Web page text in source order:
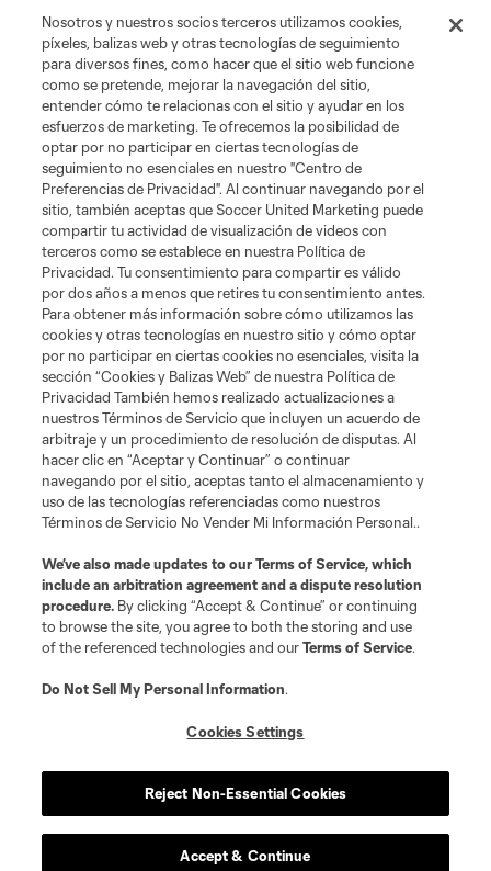
CRÓNICA: Austin arranca su Leagues Cup 2026 con una
victoria sobre Tijuana
CRÓNICA: Chicago Fire apaga al Necaxa en su estreno
de Leagues Cup
Leagues Cup
Legal
Social
Términos de servicio
Política de privacidad
No vender ni compartir mi información personal
Cookies Settings
Cup son marcas registradas. Cualquier uso no autorizado está prohibido.
Nosotros y nuestros socios terceros utilizamos cookies,
píxeles, balizas web y otras tecnologías de seguimiento
para diversos fines, como hacer que el sitio web funcione
como se pretende, mejorar la navegación del sitio,
entender cómo te relacionas con el sitio y ayudar en los
esfuerzos de marketing. Te ofrecemos la posibilidad de
optar por no participar en ciertas tecnologías de
seguimiento no esenciales en nuestro "Centro de
Preferencias de Privacidad". Al continuar navegando por el
sitio, también aceptas que Soccer United Marketing puede
compartir tu actividad de visualización de videos con
terceros como se establece en nuestra Política de
Privacidad. Tu consentimiento para compartir es válido
por dos años a menos que retires tu consentimiento antes.
Para obtener más información sobre cómo utilizamos las
cookies y otras tecnologías en nuestro sitio y cómo optar
por no participar en ciertas cookies no esenciales, visita la
sección “Cookies y Balizas Web” de nuestra Política de
Privacidad También hemos realizado actualizaciones a
nuestros Términos de Servicio que incluyen un acuerdo de
arbitraje y un procedimiento de resolución de disputas. Al
hacer clic en “Aceptar y Continuar” o continuar
navegando por el sitio, aceptas tanto el almacenamiento y
uso de las tecnologías referenciadas como nuestros
Términos de Servicio No Vender Mi Información Personal..
We’ve also made updates to ourTerms of Service, which
include an arbitration agreement and a dispute resolution
procedure. By clicking “Accept & Continue” or continuing
to browse the site, you agree to both the storing and use
of the referenced technologies and ourTerms of Service.
Do Not Sell My Personal Information.
Cookies Settings
Reject Non-Essential Cookies
Accept & Continue